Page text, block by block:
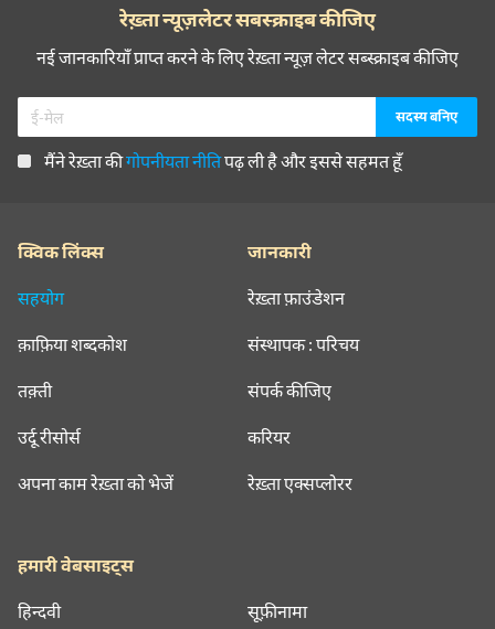
रेख़्ता न्यूज़लेटर सबस्क्राइब कीजिए
नई जानकारियाँ प्राप्त करने के लिए रेख़्ता न्यूज़ लेटर सब्स्क्राइब कीजिए
मैंने रेख़्ता कीगोपनीयता नीतिपढ़ ली है और इससे सहमत हूँ
क्विक लिंक्स
सहयोग
क़ाफ़िया शब्दकोश
तक़्ती
उर्दू रीसोर्स
अपना काम रेख़्ता को भेजें
जानकारी
रेख़्ता फ़ाउंडेशन
संस्थापक : परिचय
संपर्क कीजिए
करियर
रेख़्ता एक्सप्लोरर
हमारी वेबसाइट्स
हिन्दवी सूफ़ीनामा